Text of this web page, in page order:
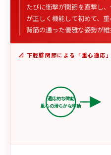
たびに衝撃が関節を直撃し
が正しく機能して初めて、
背筋の通った優雅な姿勢が維
📐 下脛腓関節による「重心適応
適応的な微動
重心の滑らかな移動